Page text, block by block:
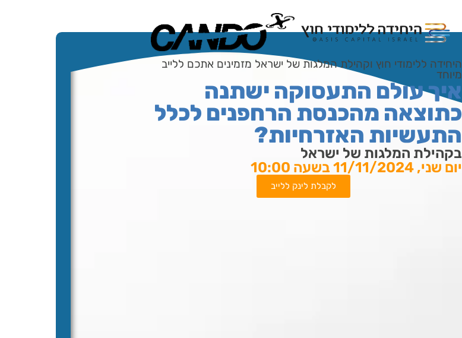
היחידה ללימודי חוץ וקהילת המלגות של ישראל מזמינים אתכם ללייב
מיוחד
איך עולם התעסוקה ישתנה
כתוצאה מהכנסת הרחפנים לכלל
התעשיות האזרחיות?
בקהילת המלגות של ישראל
יום שני, 11/11/2024 בשעה 10:00
לקבלת לינק ללייב